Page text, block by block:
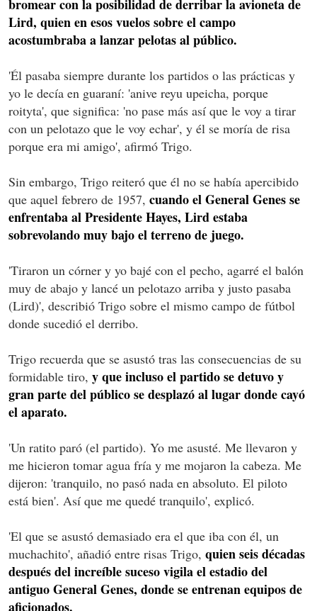
bromear con la posibilidad de derribar la avioneta de
Lird, quien en esos vuelos sobre el campo
acostumbraba a lanzar pelotas al público.
'Él pasaba siempre durante los partidos o las prácticas y
yo le decía en guaraní: 'anive reyu upeicha, porque
roityta', que significa: 'no pase más así que le voy a tirar
con un pelotazo que le voy echar', y él se moría de risa
porque era mi amigo', afirmó Trigo.
Sin embargo, Trigo reiteró que él no se había apercibido
que aquel febrero de 1957, cuando el General Genes se
enfrentaba al Presidente Hayes, Lird estaba
sobrevolando muy bajo el terreno de juego.
'Tiraron un córner y yo bajé con el pecho, agarré el balón
muy de abajo y lancé un pelotazo arriba y justo pasaba
(Lird)', describió Trigo sobre el mismo campo de fútbol
donde sucedió el derribo.
Trigo recuerda que se asustó tras las consecuencias de su
formidable tiro, y que incluso el partido se detuvo y
gran parte del público se desplazó al lugar donde cayó
el aparato.
'Un ratito paró (el partido). Yo me asusté. Me llevaron y
me hicieron tomar agua fría y me mojaron la cabeza. Me
dijeron: 'tranquilo, no pasó nada en absoluto. El piloto
está bien'. Así que me quedé tranquilo', explicó.
'El que se asustó demasiado era el que iba con él, un
muchachito', añadió entre risas Trigo, quien seis décadas
después del increíble suceso vigila el estadio del
antiguo General Genes, donde se entrenan equipos de
aficionados.